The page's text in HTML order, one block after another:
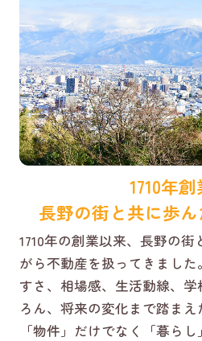
1710年創
長野の街と共に歩ん
1710年の創業以来、長野の
がら不動産を扱ってきまし
すさ、相場感、生活動線、
ろん、将来の変化まで踏まえ
「物件」だけでなく「暮ら